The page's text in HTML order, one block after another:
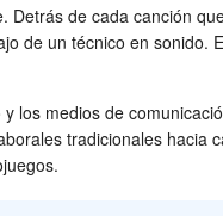
Detrás de cada canción
de un técnico en
los medios de
tradicionales